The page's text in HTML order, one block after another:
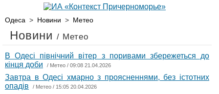
Одеса > Новини > Метео
Новини / Метео
В Одесі північний вітер з поривами збережеться до
кінця доби
/ Метео / 09:08 21.04.2026
Завтра в Одесі хмарно з проясненнями, без істотних
опадів
/ Метео / 15:05 20.04.2026